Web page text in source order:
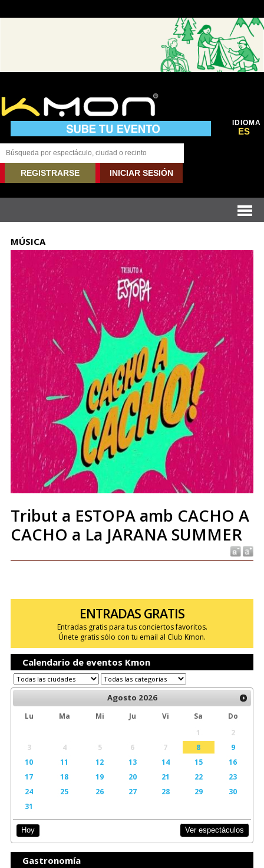
IDIOMA
ES
REGISTRARSE INICIAR SESIÓN
MÚSICA
Tribut a ESTOPA amb CACHO A
CACHO a La JARANA SUMMER
ENTRADAS GRATIS
Entradas gratis para tus conciertos favoritos.
Únete gratis sólo con tu email al Club Kmon.
Calendario de eventos Kmon
Agosto 2026
Lu Ma Mi Ju Vi Sa
Do
1
2
3
4 5 6 7 8
9
10
11 12 13 14 15
16
17
18 19 20 21 22
23
24
25 26 27 28 29
30
31
Hoy Ver espectáculos
Gastronomía